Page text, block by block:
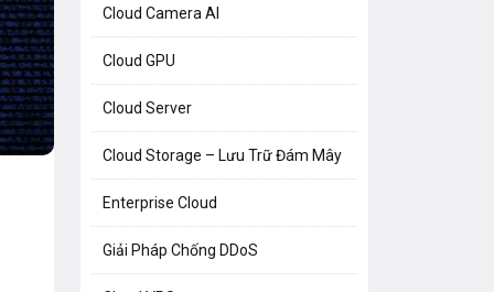
Cloud Camera AI
Cloud GPU
Cloud Server
Cloud Storage – Lưu Trữ Đám Mây
Enterprise Cloud
Giải Pháp Chống DDoS